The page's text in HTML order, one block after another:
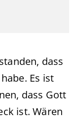
dass
Es ist
dass Gott
ist. Wären